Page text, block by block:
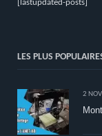
[lastupdated-posts]
LES PLUS
2